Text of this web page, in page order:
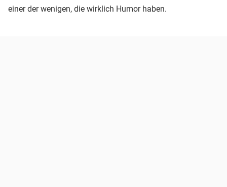
einer der wenigen, die wirklich Humor haben.